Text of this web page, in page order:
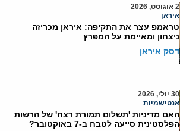
2 אוגוסט, 2026
איראן
טראמפ עצר את התקיפה: איראן מכריזה
ניצחון ומאיימת על המפרץ
דסק איראן
30 יולי, 2026
אנטישמיות
האם מדיניות 'תשלום תמורת רצח' של הרשות
הפלסטינית סייעה לטבח ב-7 באוקטובר?